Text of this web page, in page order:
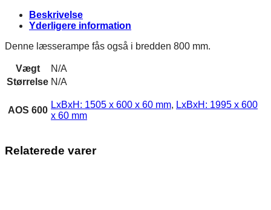
Beskrivelse
Yderligere information
Denne læsserampe fås også i bredden 800 mm.
Vægt
N/A
Størrelse N/A
AOS 600
LxBxH: 1505 x 600 x 60 mm, LxBxH: 1995 x 600
x 60 mm
Relaterede varer